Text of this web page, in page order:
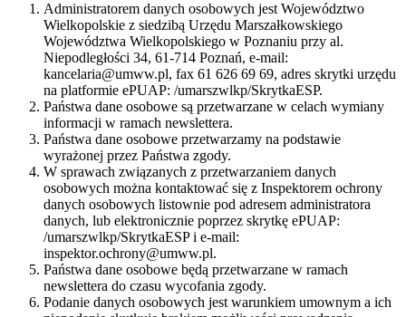
Administratorem danych osobowych jest Województwo
Wielkopolskie z siedzibą Urzędu Marszałkowskiego
Województwa Wielkopolskiego w Poznaniu przy al.
Niepodległości 34, 61-714 Poznań, e-mail:
kancelaria@umww.pl, fax 61 626 69 69, adres skrytki urzędu
na platformie ePUAP: /umarszwlkp/SkrytkaESP.
Państwa dane osobowe są przetwarzane w celach wymiany
informacji w ramach newslettera.
Państwa dane osobowe przetwarzamy na podstawie
wyrażonej przez Państwa zgody.
W sprawach związanych z przetwarzaniem danych
osobowych można kontaktować się z Inspektorem ochrony
danych osobowych listownie pod adresem administratora
danych, lub elektronicznie poprzez skrytkę ePUAP:
/umarszwlkp/SkrytkaESP i e-mail:
inspektor.ochrony@umww.pl.
Państwa dane osobowe będą przetwarzane w ramach
newslettera do czasu wycofania zgody.
Podanie danych osobowych jest warunkiem umownym a ich